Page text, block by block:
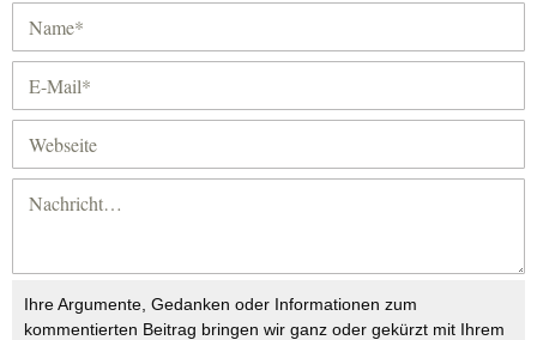
Ihre Argumente, Gedanken oder Informationen zum
kommentierten Beitrag bringen wir ganz oder gekürzt mit Ihrem